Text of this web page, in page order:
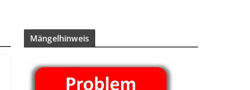
Män­gel­hin­weis